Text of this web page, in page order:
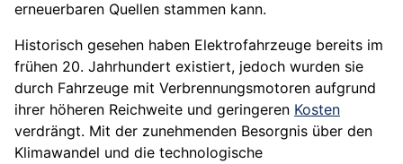
erneuerbaren Quellen stammen kann.
Historisch gesehen haben Elektrofahrzeuge bereits im
frühen 20. Jahrhundert existiert, jedoch wurden sie
durch Fahrzeuge mit Verbrennungsmotoren aufgrund
ihrer höheren Reichweite und geringeren Kosten
verdrängt. Mit der zunehmenden Besorgnis über den
Klimawandel und die technologische